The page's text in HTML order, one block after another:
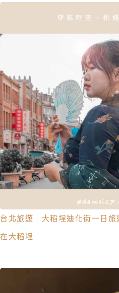
台北旅遊｜大稻埕迪化街一日
在大稻埕